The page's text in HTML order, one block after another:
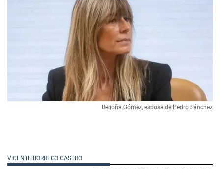
Begoña Gómez, esposa de Pedro Sánchez
VICENTE BORREGO CASTRO